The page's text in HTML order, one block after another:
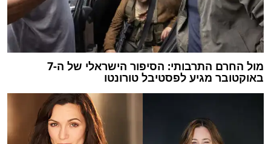
מול החרם התרבותי: הסיפור הישראלי של ה-7
באוקטובר מגיע לפסטיבל טורונטו